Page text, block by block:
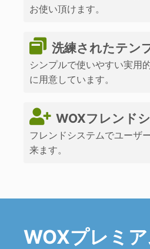
お使い頂けます。
洗練されたテン
シンプルで使いやすい実用
に用意しています。
WOXフレンド
フレンドシステムでユーザ
来ます。
WOXプレミ